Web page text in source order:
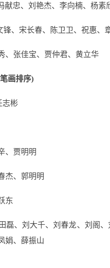
、刘艳杰、李向楠、杨素
、宋长春、陈卫卫、祝惠、
张佳宝、贾仲君、黄立华
画排序)
彬
、贾明明
杰、郭明明
东
、刘大千、刘春龙、刘阁、
娟、薛振山